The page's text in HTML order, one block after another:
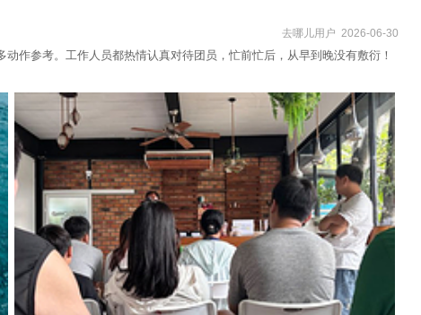
去哪儿用户 2026-06-30
作参考。工作人员都热情认真对待团员，忙前忙后，从早到晚没有敷衍！